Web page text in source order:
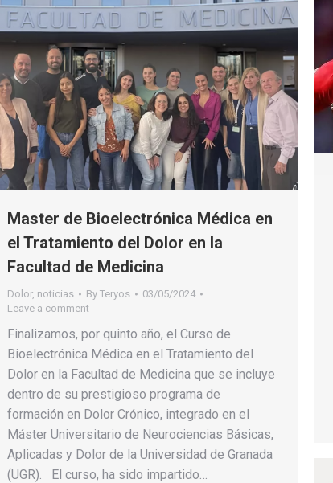
Master de Bioelectrónica Médica en
el Tratamiento del Dolor en la
Facultad de Medicina
Dolor, noticias By Teryos
03/05/2024
Leave a comment
Finalizamos, por quinto año, el Curso de
Bioelectrónica Médica en el Tratamiento del
Dolor en la Facultad de Medicina que se incluye
dentro de su prestigioso programa de
formación en Dolor Crónico, integrado en el
Máster Universitario de Neurociencias Básicas,
Aplicadas y Dolor de la Universidad de Granada
(UGR). El curso, ha sido impartido…